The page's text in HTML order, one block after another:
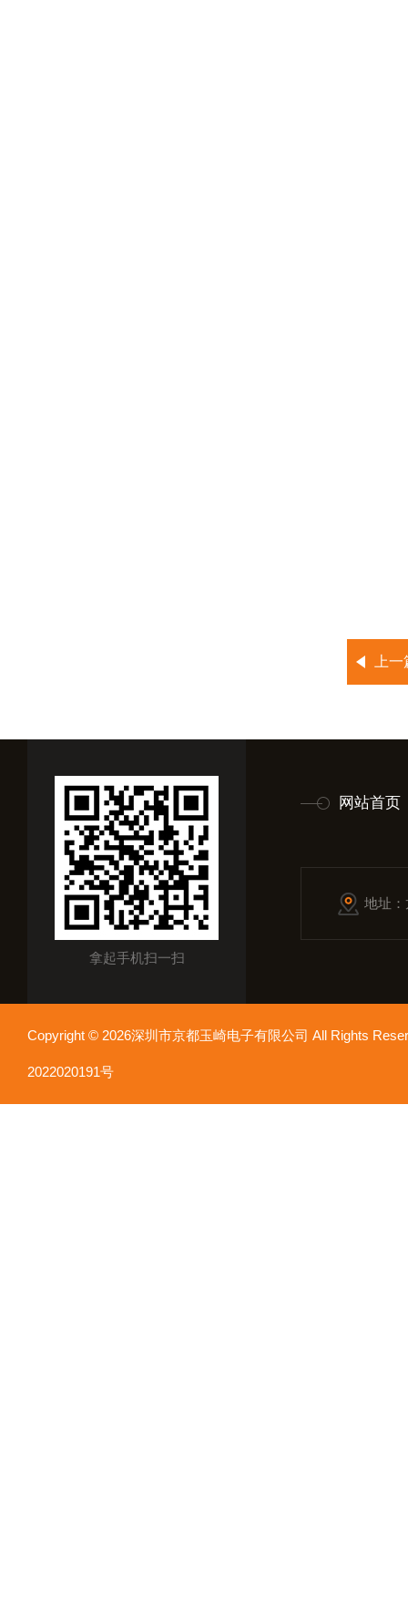
上
拿起手机扫一扫
网站首页
地址
Copyright © 2026深圳市京都玉崎电子有限公司 All Rights
2022020191号